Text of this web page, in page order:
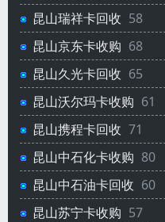
昆山瑞祥卡回收 58
昆山京东卡收购 68
昆山久光卡回收 65
昆山沃尔玛卡收购 61
昆山携程卡回收 71
昆山中石化卡收购 80
昆山中石油卡回收 60
昆山苏宁卡收购 57